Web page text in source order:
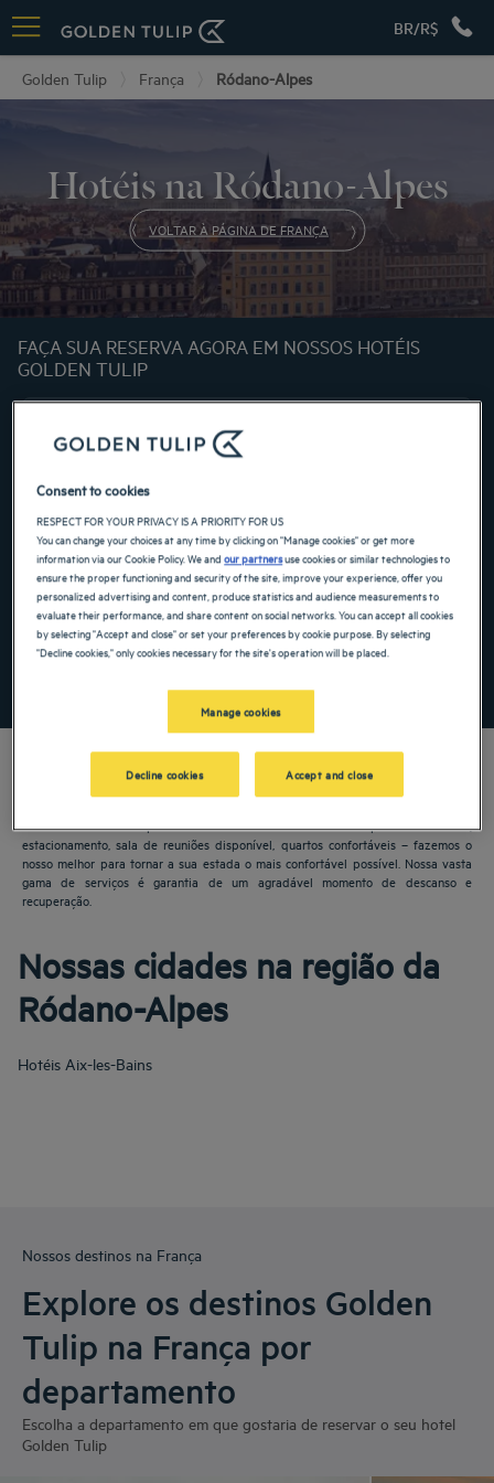
BR/R$
Golden Tulip França Ródano-Alpes
Hotéis na Ródano-Alpes
VOLTAR À PÁGINA DE FRANÇA
FAÇA SUA RESERVA AGORA EM NOSSOS HOTÉIS
GOLDEN TULIP
Navigate forward to interact with the calendar and select a date. Press the
Navigate backward to interact with the
Adicionar código especial
Os hotéis Golden Tulip lhe dão as boas-vindas à Ródano-Alpes. Restaurantes,
estacionamento, sala de reuniões disponível, quartos confortáveis – fazemos o
nosso melhor para tornar a sua estada o mais confortável possível. Nossa vasta
gama de serviços é garantia de um agradável momento de descanso e
recuperação.
Nossas cidades na região da
Ródano-Alpes
Hotéis Aix-les-Bains
Nossos destinos na França
Explore os destinos Golden
Tulip na França por
departamento
Escolha a departamento em que gostaria de reservar o seu hotel
Golden Tulip
Consent to cookies
RESPECT FOR YOUR PRIVACY IS A PRIORITY FOR US
You can change your choices at any time by clicking on "Manage cookies" or get more
information via our Cookie Policy. We andour partnersuse cookies or similar technologies to
ensure the proper functioning and security of the site, improve your experience, offer you
personalized advertising and content, produce statistics and audience measurements to
evaluate their performance, and share content on social networks. You can accept all cookies
by selecting "Accept and close" or set your preferences by cookie purpose. By selecting
"Decline cookies," only cookies necessary for the site's operation will be placed.
Manage cookies
Decline cookies Accept and close